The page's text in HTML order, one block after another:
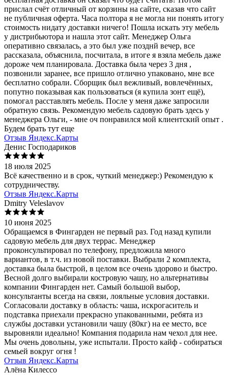
прислал счёт отличный от корзины на сайте, сказав что сайт
не публичная оферта. Часа полтора я не могла ни понять итогу
стоимость нидату доставки ничего! Пошла искать эту мебель
у дистрибьютора и нашла этот сайт. Менеджер Ольга
оперативно связалась, а это был уже позднй вечер, все
рассказала, объяснила, посчитала, в итоге я взяла мебель даже
дороже чем планировала. Доставка была через 3 дня ,
позвонили заранее, все пришло отлично упаковано, мне все
бесплатно собрали. Сборщик был вежливый, вовлечённых,
попутно показывая как пользоваться (я купила зонт ещё),
помогал расставлять мебель. После у меня даже запросили
обратную связь. Рекомендую мебель садовую брать здесь у
менеджера Ольги, - мне оч понравился мой клиентский опыт .
Будем брать тут еще
Отзыв Яндекс.Карты
Денис Господариков
18 июля 2025
Всё качественно и в срок, чуткий менеджер:) Рекомендую к
сотрудничеству.
Отзыв Яндекс.Карты
Dmitry Veleslavov
10 июня 2025
Обращаемся в Фингарден не первый раз. Год назад купили
садовую мебель для двух террас. Менеджер
проконсультировал по телефону, предложила много
вариантов, в т.ч. из новой поставки. Выбрали 2 комплекта,
доставка была быстрой, в целом все очень здорово и быстро.
Весной долго выбирали костровую чашу, но альтернативы
компании Фингарден нет. Самый большой выбор,
консультанты всегда на связи, лояльные условия доставки.
Согласовали доставку в область: чаша, искрогаситель и
подставка приехали прекрасно упакованными, ребята из
службы доставки установили чашу (80кг) на ее место, все
выровняли идеально! Компания подарила нам чехол для нее.
Мы очень довольны, уже испытали. Просто кайф - собираться
семьей вокруг огня !
Отзыв Яндекс.Карты
Алёна Килессо